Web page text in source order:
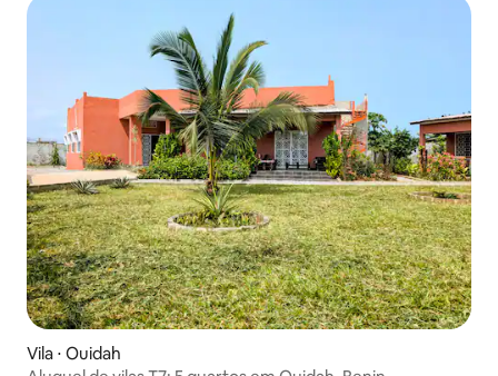
Vila ⋅ Ouidah